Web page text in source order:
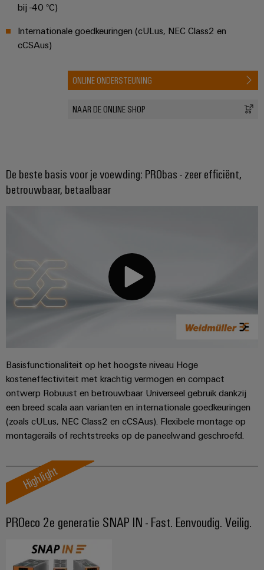
bij -40 °C)
Internationale goedkeuringen (cULus, NEC Class2 en
cCSAus)
ONLINE ONDERSTEUNING
NAAR DE ONLINE SHOP
De beste basis voor je voewding: PRObas - zeer efficiënt,
betrouwbaar, betaalbaar
Basisfunctionaliteit op het hoogste niveau Hoge
kosteneffectiviteit met krachtig vermogen en compact
ontwerp Robuust en betrouwbaar Universeel gebruik dankzij
een breed scala aan varianten en internationale goedkeuringen
(zoals cULus, NEC Class2 en cCSAus). Flexibele montage op
montagerails of rechtstreeks op de paneelwand geschroefd.
Highlight
PROeco 2e generatie SNAP IN - Fast. Eenvoudig. Veilig.